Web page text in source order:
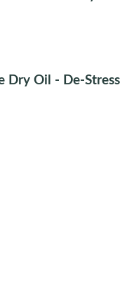
Dry Oil - De-Stress